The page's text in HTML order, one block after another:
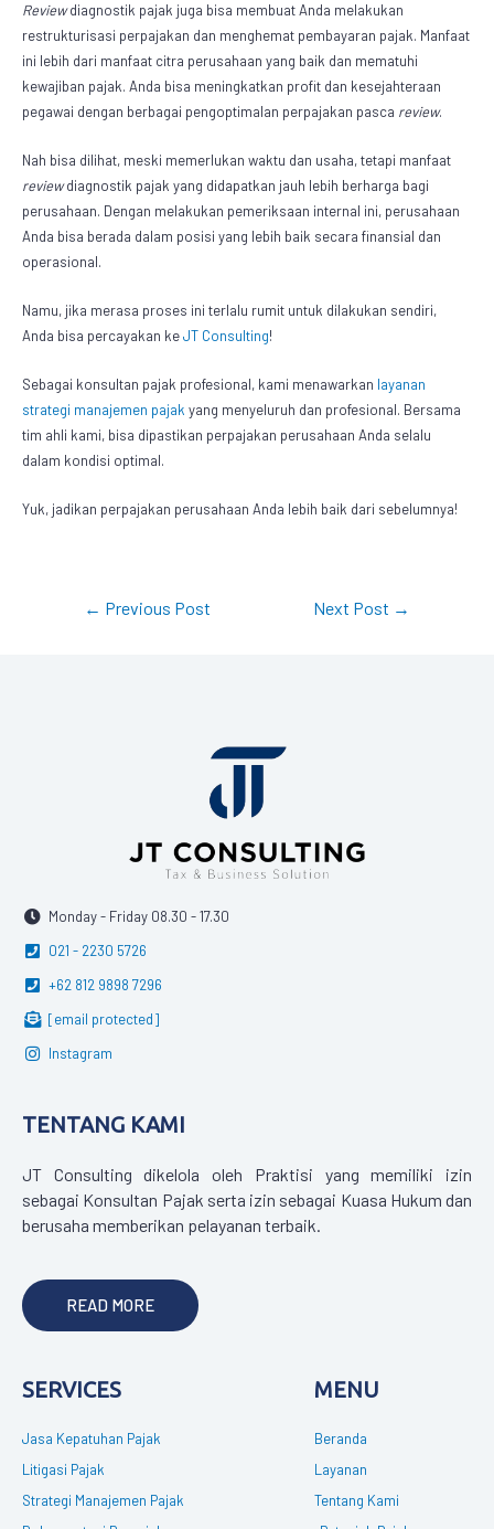
Reviewdiagnostik pajak juga bisa membuat Anda melakukan
restrukturisasi perpajakan dan menghemat pembayaran pajak. Manfaat
ini lebih dari manfaat citra perusahaan yang baik dan mematuhi
kewajiban pajak. Anda bisa meningkatkan profit dan kesejahteraan
pegawai dengan berbagai pengoptimalan perpajakan pasca review.
Nah bisa dilihat, meski memerlukan waktu dan usaha, tetapi manfaat
reviewdiagnostik pajakyang didapatkan jauh lebih berharga bagi
perusahaan. Dengan melakukan pemeriksaan internal ini, perusahaan
Anda bisa berada dalam posisi yang lebih baik secara finansial dan
operasional.
Namu, jika merasa proses ini terlalu rumit untuk dilakukan sendiri,
Anda bisa percayakan keJT Consulting!
Sebagai konsultan pajak profesional, kami menawarkan layanan
strategi manajemen pajak yang menyeluruh dan profesional. Bersama
tim ahli kami, bisa dipastikan perpajakan perusahaan Anda selalu
dalam kondisi optimal.
Yuk, jadikan perpajakan perusahaan Anda lebih baik dari sebelumnya!
← Previous Post Next Post →
Monday - Friday 08.30 - 17.30
021 - 2230 5726
+62 812 9898 7296
[email protected]
Instagram
TENTANG KAMI
JT Consulting dikelola oleh Praktisi yang memiliki izin
sebagai Konsultan Pajak serta izin sebagai Kuasa Hukum dan
berusaha memberikan pelayanan terbaik.
READ MORE
SERVICES
Jasa Kepatuhan Pajak
Litigasi Pajak
Strategi Manajemen Pajak
MENU
Beranda
Layanan
Tentang Kami